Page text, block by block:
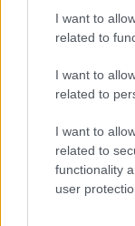
I want to
related to
I want to
related to
I want to
related to
functionality
user